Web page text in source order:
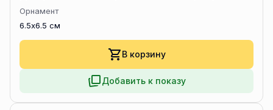
Орнамент
6.5x6.5 см
В корзину
Добавить к показу